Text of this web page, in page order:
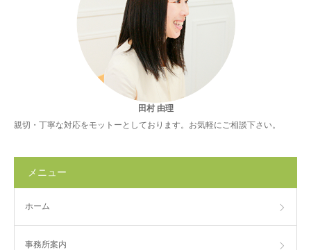
田村 由理
親切・丁寧な対応をモットーとしております。お気軽にご相談下さい。
メニュー
ホーム
事務所案内